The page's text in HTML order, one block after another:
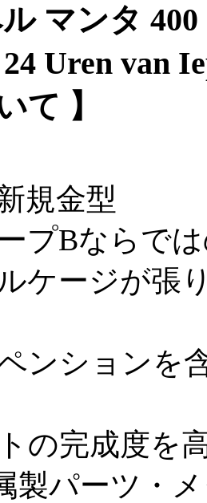
ル マンタ
Uren van
て 】
規金型
プBならで
ケージが張
ンションを
の完成度を
製パーツ・